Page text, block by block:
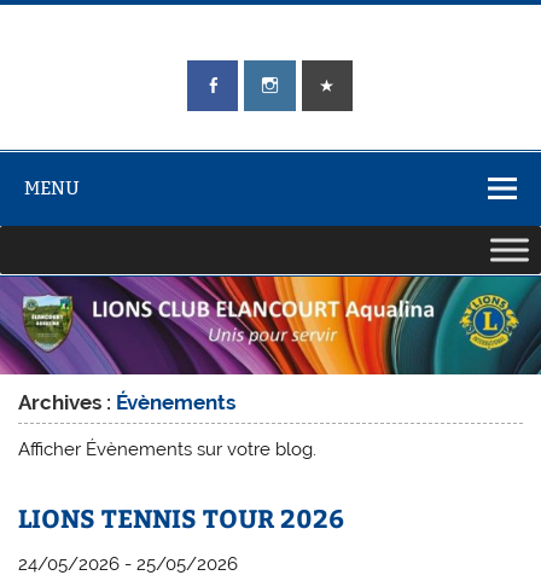
Skip
LIONS CLUB
ÉLANCOURT
MENU
Archives : Évènements
Afficher Évènements sur votre blog.
LIONS TENNIS TOUR 2026
24/05/2026 - 25/05/2026